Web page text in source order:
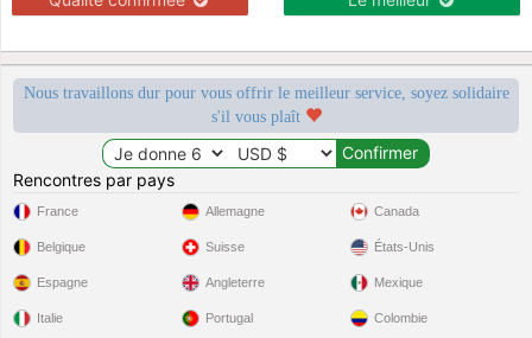
Nous travaillons dur pour vous offrir le meilleur service, soyez solidaire
s'il vous plaît
Rencontres par pays
France
Belgique
Espagne
Italie
Allemagne
Suisse
Angleterre
Portugal
Canada
États-Unis
Mexique
Colombie